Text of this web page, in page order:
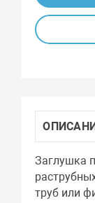
Заглушка
труб или